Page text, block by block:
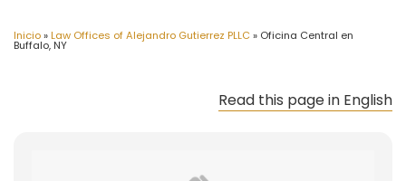
Inicio»Law Offices of Alejandro Gutierrez PLLC » Oficina Central en
Buffalo, NY
Read this page in English